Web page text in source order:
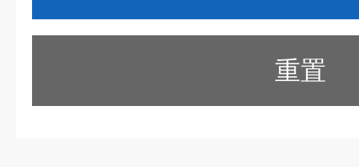
重置